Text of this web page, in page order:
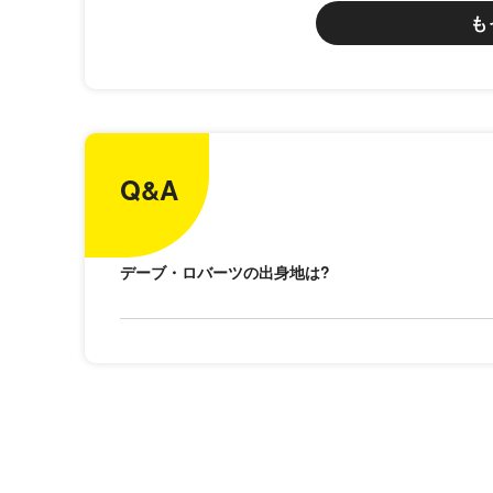
Q&A
デーブ・ロバーツの出身地は?